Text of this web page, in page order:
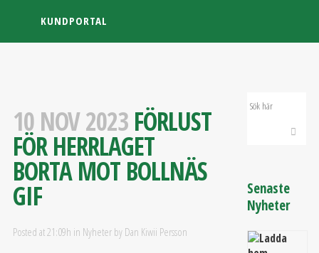
KUNDPORTAL
10 NOV 2023FÖRLUST
FÖR HERRLAGET
BORTA MOT BOLLNÄS
GIF
Posted at 21:09h in Nyheter by Dan Kiwii Persson
Senaste
Nyheter